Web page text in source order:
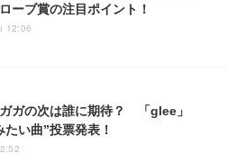
ーブ賞の注目ポイント！
12:06
ガの次は誰に期待？ 「glee」
たい曲”投票発表！